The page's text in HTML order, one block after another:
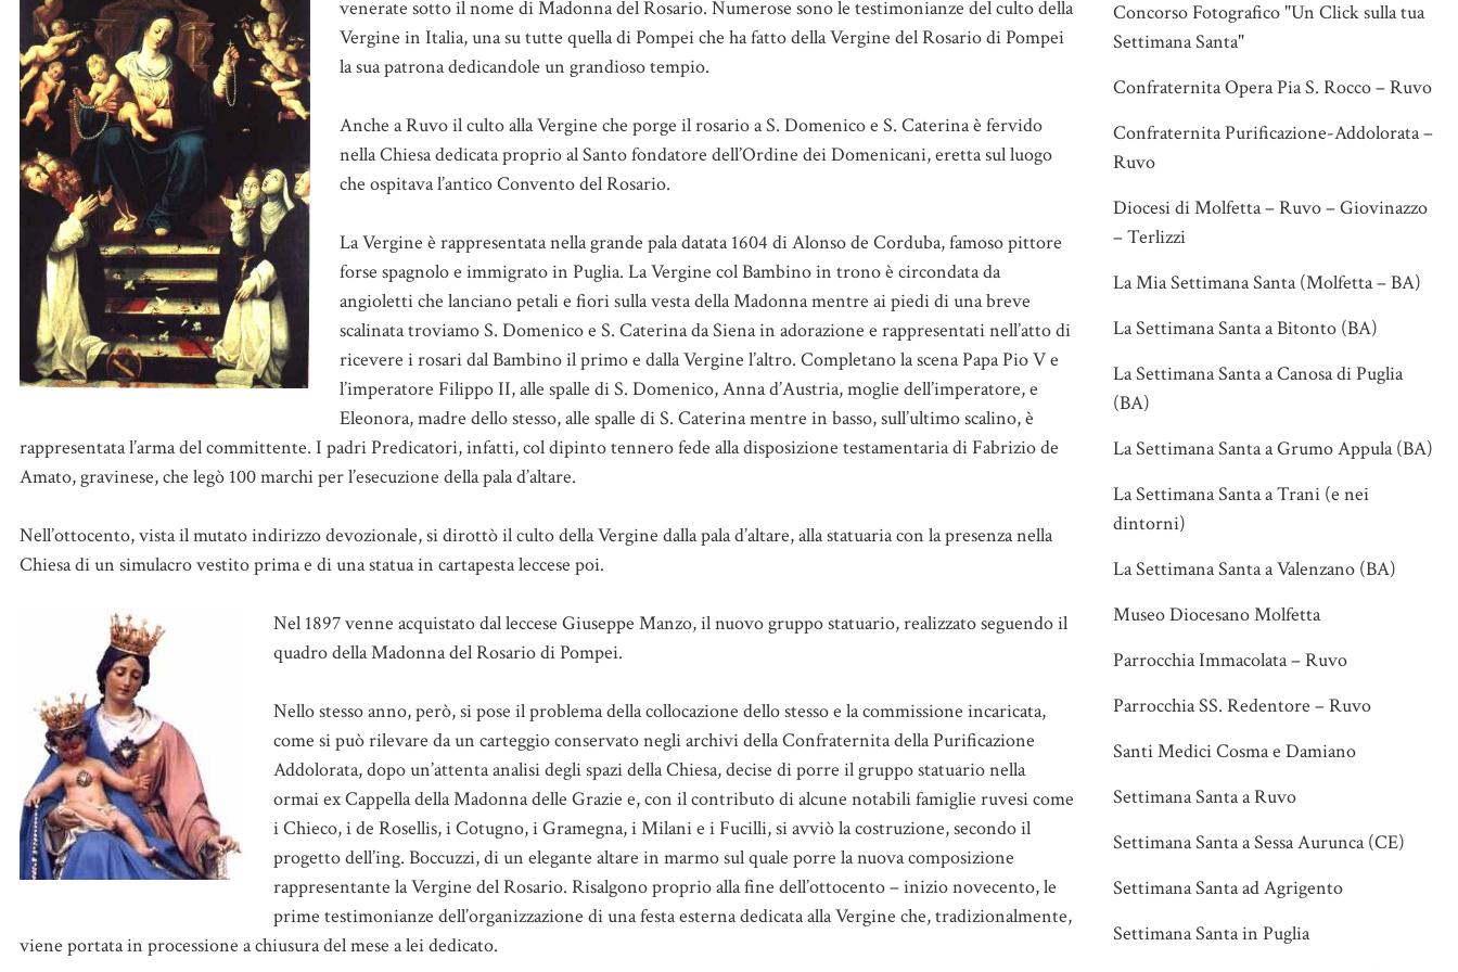
venerate sotto il nome di Madonna del Rosario. Numerose sono le testimonianze del culto della
Vergine in Italia, una su tutte quella di Pompei che ha fatto della Vergine del Rosario di Pompei
la sua patrona dedicandole un grandioso tempio.
Anche a Ruvo il culto alla Vergine che porge il rosario a S. Domenico e S. Caterina è fervido
nella Chiesa dedicata proprio al Santo fondatore dell’Ordine dei Domenicani, eretta sul luogo
che ospitava l’antico Convento del Rosario.
La Vergine è rappresentata nella grande pala datata 1604 di Alonso de Corduba, famoso pittore
forse spagnolo e immigrato in Puglia. La Vergine col Bambino in trono è circondata da
angioletti che lanciano petali e fiori sulla vesta della Madonna mentre ai piedi di una breve
scalinata troviamo S. Domenico e S. Caterina da Siena in adorazione e rappresentati nell’atto di
ricevere i rosari dal Bambino il primo e dalla Vergine l’altro. Completano la scena Papa Pio V e
l’imperatore Filippo II, alle spalle di S. Domenico, Anna d’Austria, moglie dell’imperatore, e
Eleonora, madre dello stesso, alle spalle di S. Caterina mentre in basso, sull’ultimo scalino, è
rappresentata l’arma del committente. I padri Predicatori, infatti, col dipinto tennero fede alla disposizione testamentaria di Fabrizio de
Amato, gravinese, che legò 100 marchi per l’esecuzione della pala d’altare.
Nell’ottocento, vista il mutato indirizzo devozionale, si dirottò il culto della Vergine dalla pala d’altare, alla statuaria con la presenza nella
Chiesa di un simulacro vestito prima e di una statua in cartapesta leccese poi.
Nel 1897 venne acquistato dal leccese Giuseppe Manzo, il nuovo gruppo statuario, realizzato seguendo il
quadro della Madonna del Rosario di Pompei.
Nello stesso anno, però, si pose il problema della collocazione dello stesso e la commissione incaricata,
come si può rilevare da un carteggio conservato negli archivi della Confraternita della Purificazione
Addolorata, dopo un’attenta analisi degli spazi della Chiesa, decise di porre il gruppo statuario nella
ormai ex Cappella della Madonna delle Grazie e, con il contributo di alcune notabili famiglie ruvesi come
i Chieco, i de Rosellis, i Cotugno, i Gramegna, i Milani e i Fucilli, si avviò la costruzione, secondo il
progetto dell’ing. Boccuzzi, di un elegante altare in marmo sul quale porre la nuova composizione
rappresentante la Vergine del Rosario. Risalgono proprio alla fine dell’ottocento – inizio novecento, le
prime testimonianze dell’organizzazione di una festa esterna dedicata alla Vergine che, tradizionalmente,
viene portata in processione a chiusura del mese a lei dedicato.
Concorso Fotografico "Un Click sulla tua
Settimana Santa"
Confraternita Opera Pia S. Rocco – Ruvo
Confraternita Purificazione-Addolorata –
Ruvo
Diocesi di Molfetta – Ruvo – Giovinazzo
– Terlizzi
La Mia Settimana Santa (Molfetta – BA)
La Settimana Santa a Bitonto (BA)
La Settimana Santa a Canosa di Puglia
(BA)
La Settimana Santa a Grumo Appula (BA)
La Settimana Santa a Trani (e nei
dintorni)
La Settimana Santa a Valenzano (BA)
Museo Diocesano Molfetta
Parrocchia Immacolata – Ruvo
Parrocchia SS. Redentore – Ruvo
Santi Medici Cosma e Damiano
Settimana Santa a Ruvo
Settimana Santa a Sessa Aurunca (CE)
Settimana Santa ad Agrigento
Settimana Santa in Puglia